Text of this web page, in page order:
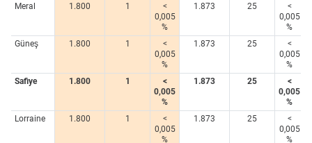
Meral
1.800 1
<
0,005
%
1.873 25
<
0,005
%
Güneş
1.800 1
<
0,005
%
1.873 25
<
0,005
%
Safiye
1.800 1
<
0,005
%
1.873 25
<
0,005
%
Lorraine
1.800 1
<
0,005
%
1.873 25
<
0,005
%